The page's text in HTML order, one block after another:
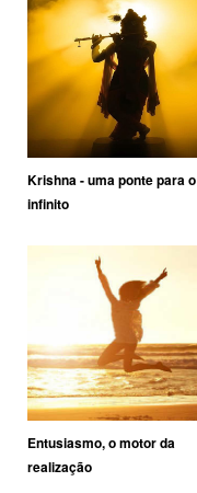
Krishna - uma ponte para o
infinito
Entusiasmo, o motor da
realização